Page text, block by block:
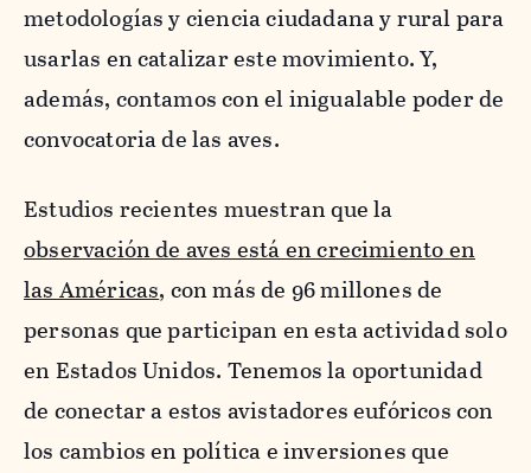
metodologías y ciencia ciudadana y rural para
usarlas en catalizar este movimiento. Y,
además, contamos con el inigualable poder de
convocatoria de las aves.
Estudios recientes muestran que la
observación de aves está en crecimiento en
las Américas, con más de 96 millones de
personas que participan en esta actividad solo
en Estados Unidos. Tenemos la oportunidad
de conectar a estos avistadores eufóricos con
los cambios en política e inversiones que